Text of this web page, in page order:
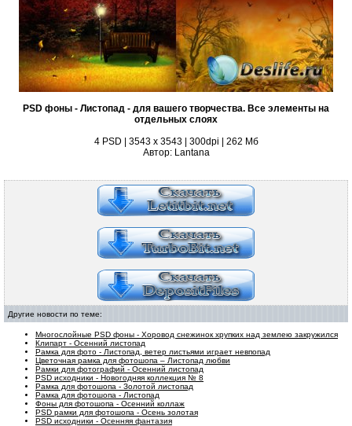
PSD фоны - Листопад - для вашего творчества. Все элементы на
отдельных слоях
4 PSD | 3543 x 3543 | 300dpi | 262 Мб
Автор: Lantana
Другие новости по теме:
Многослойные PSD фоны - Хоровод снежинок хрупких над землею закружился
Клипарт - Осенний листопад
Рамка для фото - Листопад, ветер листьями играет невпопад
Цветочная рамка для фотошопа – Листопад любви
Рамки для фотографий - Осенний листопад
PSD исходники - Новогодняя коллекция № 8
Рамка для фотошопа - Золотой листопад
Рамка для фотошопа - Листопад
Фоны для фотошопа - Осенний коллаж
PSD рамки для фотошопа - Осень золотая
PSD исходники - Осенняя фантазия